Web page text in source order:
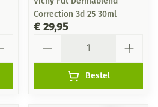
Correction 3d 25 30ml
€ 29,95
Bestel